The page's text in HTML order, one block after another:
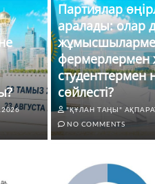
Партиялар
аралады: олар
фермерлермен
студенттермен
сөйлесті?
"ҚҰЛАН ТАҢЫ"
NO COMMENTS